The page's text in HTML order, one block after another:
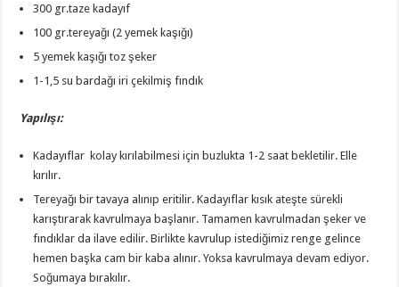
300 gr.taze kadayıf
100 gr.tereyağı (2 yemek kaşığı)
5 yemek kaşığı toz şeker
1-1,5 su bardağı iri çekilmiş fındık
Yapılışı:
Kadayıflar kolay kırılabilmesi için buzlukta 1-2 saat bekletilir. Elle
kırılır.
Tereyağı bir tavaya alınıp eritilir. Kadayıflar kısık ateşte sürekli
karıştırarak kavrulmaya başlanır. Tamamen kavrulmadan şeker ve
fındıklar da ilave edilir. Birlikte kavrulup istediğimiz renge gelince
hemen başka cam bir kaba alınır. Yoksa kavrulmaya devam ediyor.
Soğumaya bırakılır.